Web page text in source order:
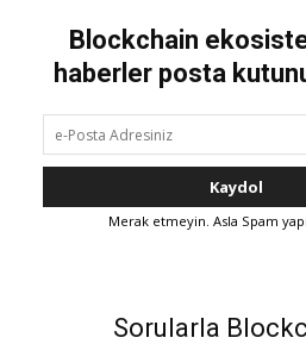
Blockchain
haberler posta
Merak etmeyin. Asla Spam
Sorularla